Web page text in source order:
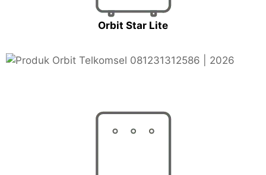
Orbit Star Lite